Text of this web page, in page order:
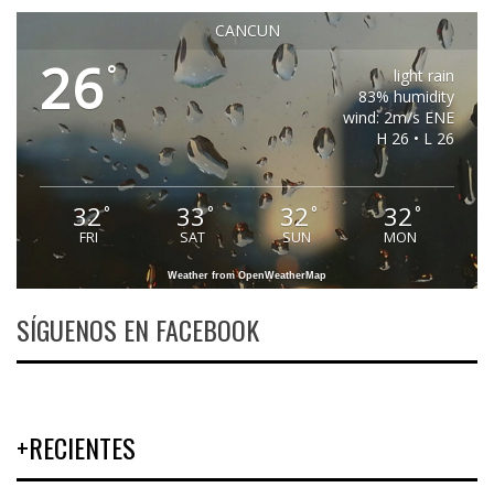
CANCUN
26°
light rain
83% humidity
wind: 2m/s ENE
H 26 • L 26
32°
FRI
33°
SAT
32 °
SUN
32°
MON
Weather from OpenWeatherMap
SÍGUENOS EN FACEBOOK
+RECIENTES